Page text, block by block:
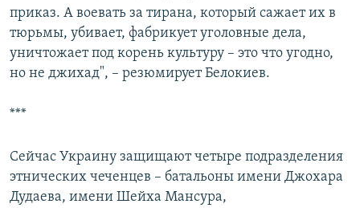
приказ. А воевать за тирана, который сажает их в
тюрьмы, убивает, фабрикует уголовные дела,
уничтожает под корень культуру – это что угодно,
но не джихад", – резюмирует Белокиев.
***
Сейчас Украину защищают четыре подразделения
этнических чеченцев – батальоны имени Джохара
Дудаева, имени Шейха Мансура,